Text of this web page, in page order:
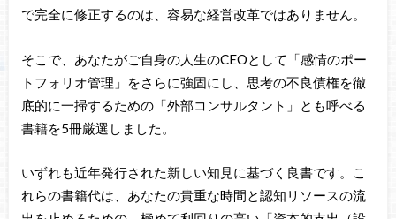
で完全に修正するのは、容易な経営改革ではありません。
そこで、あなたがご自身の人生のCEOとして「感情のポー
トフォリオ管理」をさらに強固にし、思考の不良債権を徹
底的に一掃するための「外部コンサルタント」とも呼べる
書籍を5冊厳選しました。
いずれも近年発行された新しい知見に基づく良書です。こ
れらの書籍代は、あなたの貴重な時間と認知リソースの流